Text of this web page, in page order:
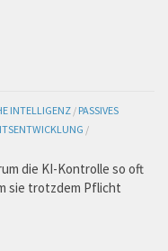
INTELLIGENZ / PASSIVES
/
die KI-Kontrolle so oft
sie trotzdem Pflicht